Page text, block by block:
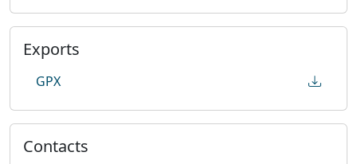
Exports
GPX
Contacts